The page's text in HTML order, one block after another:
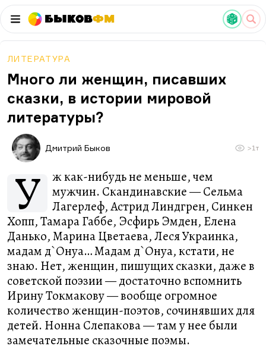
БыковФМ
ЛИТЕРАТУРА
Много ли женщин, писавших
сказки, в истории мировой
литературы?
Дмитрий Быков >1т
У
ж как-нибудь не меньше, чем
мужчин. Скандинавские — Сельма
Лагерлеф, Астрид Линдгрен, Синкен
Хопп, Тамара Габбе, Эсфирь Эмден, Елена
Данько, Марина Цветаева, Леся Украинка,
мадам д`Онуа… Мадам д`Онуа, кстати, не
знаю. Нет, женщин, пишущих сказки, даже в
советской поэзии — достаточно вспомнить
Ирину Токмакову — вообще огромное
количество женщин-поэтов, сочинявших для
детей. Нонна Слепакова — там у нее были
замечательные сказочные поэмы.